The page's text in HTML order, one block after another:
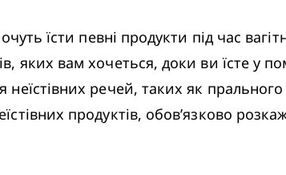
їсти певні продукти під час
яких вам хочеться, доки ви їсте у
неїстівних речей, таких як
продуктів, обов’язково